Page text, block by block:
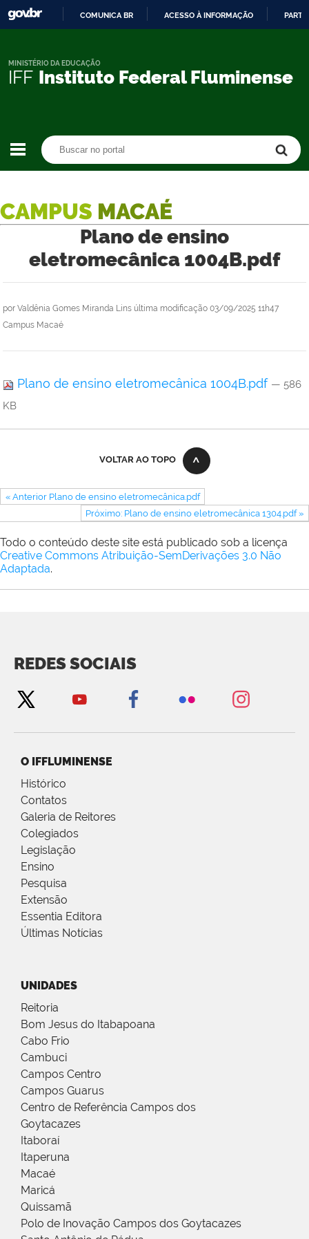
CONTEÚDO
COMUNICA BR ACESSO À INFORMAÇÃO
IFF Instituto Federal Fluminense
MINISTÉRIO DA EDUCAÇÃO
CAMPUS MACAÉ
Plano de ensino
eletromecânica 1004B.pdf
por Valdênia Gomes Miranda Lins última modificação 03/09/2025 11h47
Campus Macaé
Plano de ensino eletromecânica 1004B.pdf — 586
KB
VOLTAR AO TOPO
« Anterior Plano de ensino eletromecânica.pdf
Próximo: Plano de ensino eletromecânica 1304.pdf »
Todo o conteúdo deste site está publicado sob a licença
Creative Commons Atribuição-SemDerivações 3.0 Não
Adaptada.
REDES SOCIAIS
O IFFLUMINENSE
Histórico
Contatos
Galeria de Reitores
Colegiados
Legislação
Ensino
Pesquisa
Extensão
Essentia Editora
Últimas Notícias
UNIDADES
Reitoria
Bom Jesus do Itabapoana
Cabo Frio
Cambuci
Campos Centro
Campos Guarus
Centro de Referência Campos dos
Goytacazes
Itaboraí
Itaperuna
Macaé
Maricá
Quissamã
Polo de Inovação Campos dos Goytacazes